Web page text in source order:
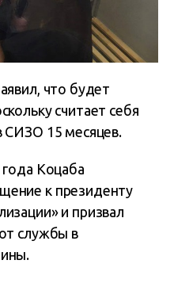
что будет
считает себя
СИЗО 15 месяцев.
Коцаба
к президенту
и призвал
службы в